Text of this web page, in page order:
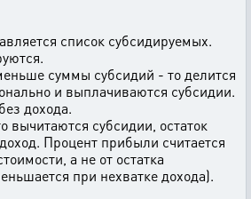
список субсидируемых.
суммы субсидий - то делится
и выплачиваются субсидии.
дохода.
вычитаются субсидии, остаток
Процент прибыли считается
а не от остатка
при нехватке дохода).